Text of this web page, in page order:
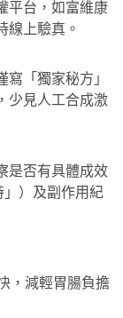
平台，如 富維康
線上驗真。
「獨家秘方」
少見人工合成激
是否有具體成效
）及副作用紀
，減輕胃腸負擔